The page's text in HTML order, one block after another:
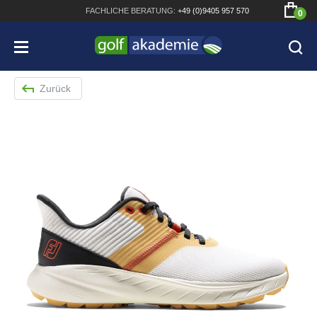
FACHLICHE BERATUNG: +49 (0)9405 957 570 0
Titleist Pro V1x mit gratis Schriftaufdruck
Bennington Waterproof QO14 Sport Cartbag
Zurück